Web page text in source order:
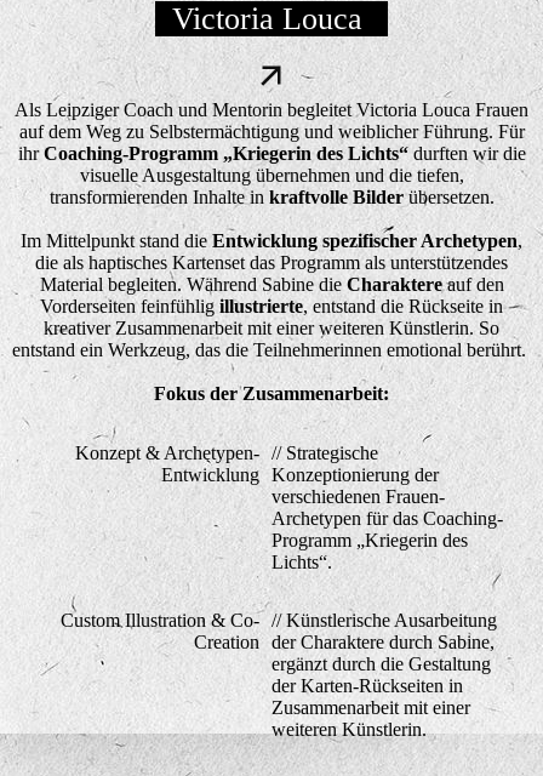
Victoria Louca
Als Leipziger Coach und Mentorin begleitet Victoria Louca Frauen
auf dem Weg zu Selbstermächtigung und weiblicher Führung. Für
ihrCoaching-Programm „Kriegerin des Lichts“durften wir die
visuelle Ausgestaltung übernehmen und die tiefen,
transformierenden Inhalte in kraftvolle Bilderübersetzen.
Im Mittelpunkt stand die Entwicklung spezifischer Archetypen,
die als haptisches Kartenset das Programm als unterstützendes
Material begleiten. Während Sabine die Charaktereauf den
Vorderseiten feinfühlig illustrierte, entstand die Rückseite in
kreativer Zusammenarbeit mit einer weiteren Künstlerin. So
entstand ein Werkzeug, das die Teilnehmerinnen emotional berührt.
Fokus der Zusammenarbeit:
Konzept & Archetypen-
Entwicklung
// Strategische
Konzeptionierung der
verschiedenen Frauen-
Archetypen für das Coaching-
Programm „Kriegerin des
Lichts“.
Custom Illustration & Co-
Creation
// Künstlerische Ausarbeitung
der Charaktere durch Sabine,
ergänzt durch die Gestaltung
der Karten-Rückseiten in
Zusammenarbeit mit einer
weiteren Künstlerin.